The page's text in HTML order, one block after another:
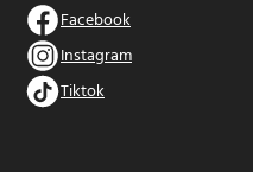
Facebook
Instagram
Tiktok